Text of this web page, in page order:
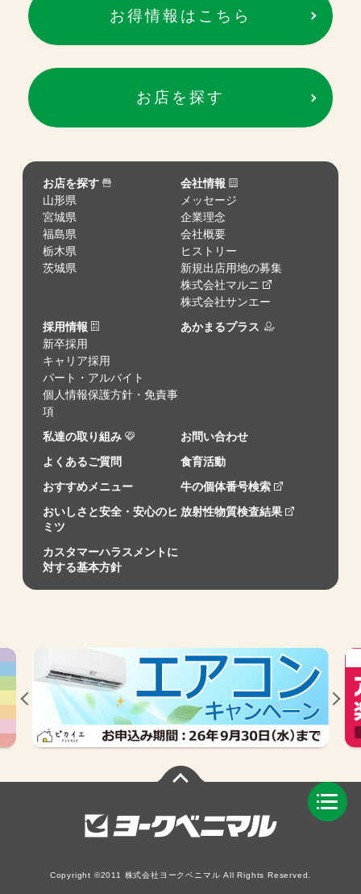
お得情報はこちら
お店を探す
お店を探す
山形県
宮城県
福島県
栃木県
茨城県
会社情報
メッセージ
企業理念
会社概要
ヒストリー
新規出店用地の募集
株式会社マルニ
株式会社サンエー
採用情報
新卒採用
キャリア採用
パート・アルバイト
個人情報保護方針・免責事
項
あかまるプラス
私達の取り組み
お問い合わせ
よくあるご質問
食育活動
おすすめメニュー
牛の個体番号検索
おいしさと安全・安心のヒ
ミツ
放射性物質検査結果
カスタマーハラスメントに
対する基本方針
Copyright ©2011 株式会社ヨークベニマル All Rights Reserved.